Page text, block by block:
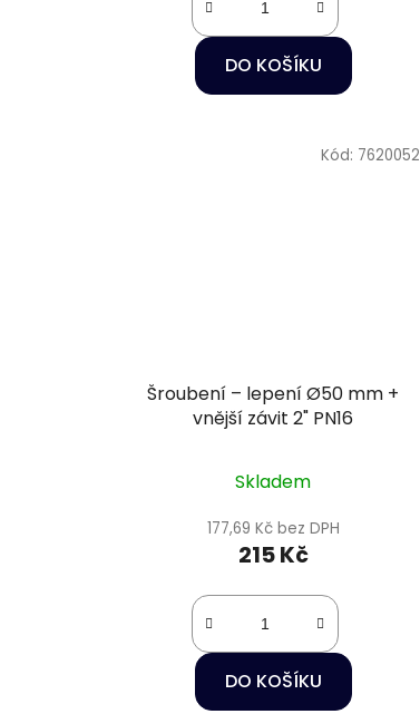
DO KOŠÍKU
Šroubení – lepení Ø50 mm +
vnější závit 2" PN16
Skladem
177,69 Kč bez DPH
215 Kč
DO KOŠÍKU
Kód: 7620052